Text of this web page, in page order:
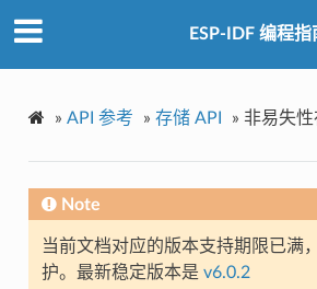
ESP-IDF 编程指
» API 参考 » 存储 API » 非易失
Note
当前文档对应的版本支持期限已满
护。最新稳定版本是 v6.0.2